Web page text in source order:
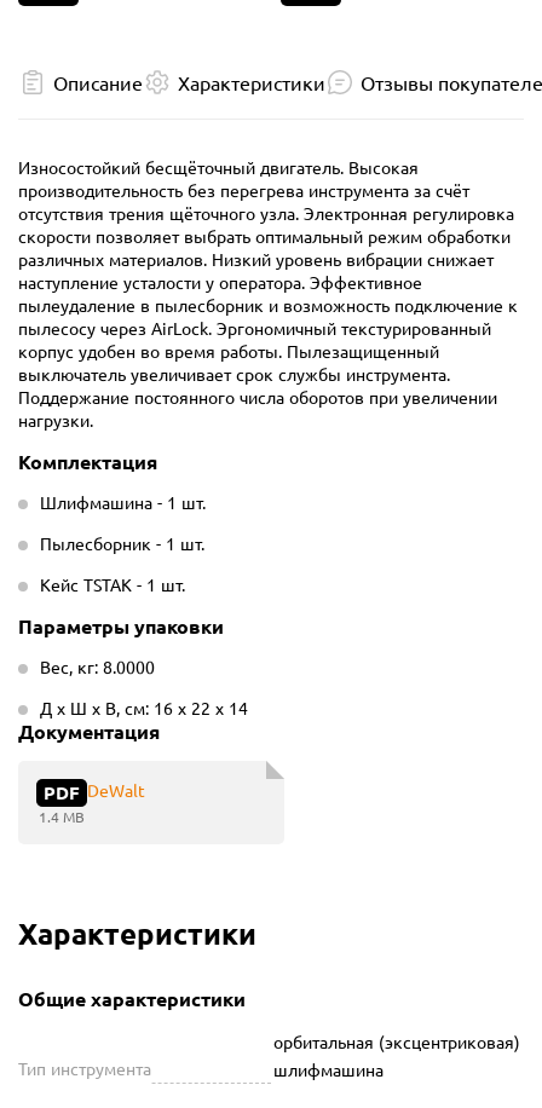
Описание Характеристики Отзывы
Износостойкий бесщёточный двигатель. Высокая
производительность без перегрева инструмента за счёт
отсутствия трения щёточного узла. Электронная регулировка
скорости позволяет выбрать оптимальный режим обработки
различных материалов. Низкий уровень вибрации снижает
наступление усталости у оператора. Эффективное
пылеудаление в пылесборник и возможность подключение к
пылесосу через AirLock. Эргономичный текстурированный
корпус удобен во время работы. Пылезащищенный
выключатель увеличивает срок службы инструмента.
Поддержание постоянного числа оборотов при увеличении
нагрузки.
Комплектация
Шлифмашина - 1 шт.
Пылесборник - 1 шт.
Кейс TSTAK - 1 шт.
Параметры упаковки
Вес, кг: 8.0000
Д х Ш х В, см: 16 х 22 х 14
Документация
PDF
1.4 MB
DeWalt
Характеристики
Общие характеристики
Тип инструмента
орбитальная (эксцентриковая)
шлифмашина